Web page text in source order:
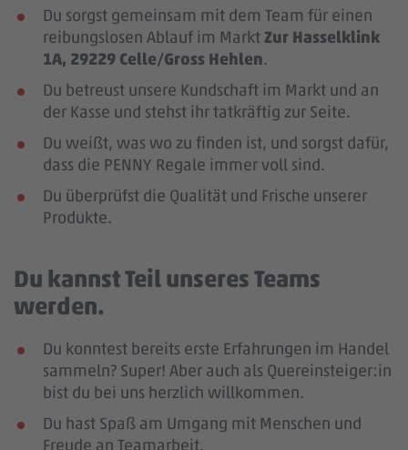
Du sorgst gemeinsam mit dem Team für einen
reibungslosen Ablauf im MarktZur Hasselklink
1A, 29229 Celle/Gross Hehlen.
Du betreust unsere Kundschaft im Markt und an
der Kasse und stehst ihr tatkräftig zur Seite.
Du weißt, was wo zu finden ist, und sorgst dafür,
dass die PENNY Regale immer voll sind.
Du überprüfst die Qualität und Frische unserer
Produkte.
Du kannst Teil unseres Teams
werden.
Du konntest bereits erste Erfahrungen im Handel
sammeln? Super! Aber auch als Quereinsteiger:in
bist du bei uns herzlich willkommen.
Du hast Spaß am Umgang mit Menschen und
Freude an Teamarbeit.